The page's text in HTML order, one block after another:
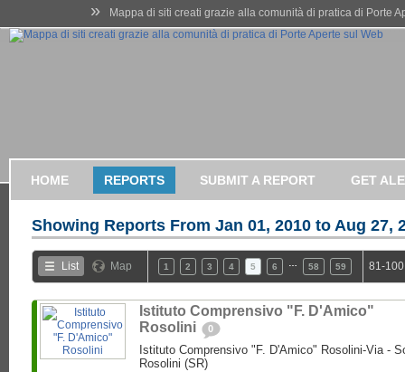
» Mappa di siti creati grazie alla comunità di pratica di Porte
HOME REPORTS SUBMIT A REPORT GET
Showing Reports From Jan 01, 2010 to Aug 27,
List Map 1 2 3 4 5 6 58 59 81-
Istituto Comprensivo "F. D'Amico"
Rosolini
0
Istituto Comprensivo "F. D'Amico" Rosolini-Via -
Rosolini (SR)